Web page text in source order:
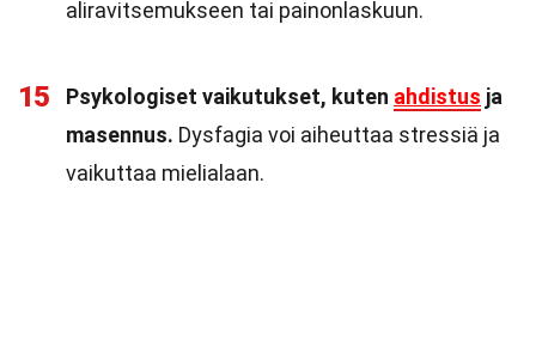
aliravitsemukseen tai painonlaskuun.
15 Psykologiset vaikutukset, kuten ahdistus ja
masennus. Dysfagia voi aiheuttaa stressiä ja
vaikuttaa mielialaan.